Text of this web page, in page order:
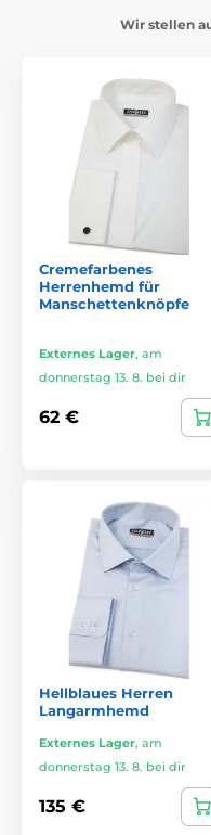
Wir stellen
Cremefarbenes
Herrenhemd für
Manschettenknöpfe
Externes Lager, am
donnerstag 13. 8. bei dir
62 €
Hellblaues Herren
Langarmhemd
Externes Lager, am
donnerstag 13. 8. bei dir
135 €